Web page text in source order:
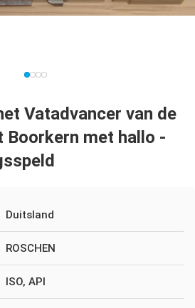
Vatadvancer van de
met hallo -
Duitsland
ROSCHEN
ISO, API